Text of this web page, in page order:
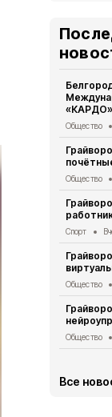
«КАРДО»
Общество
Общество
Спорт
Общество
Общество
Все